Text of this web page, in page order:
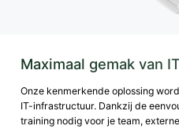
Maximaal gemak van
Onze kenmerkende oplossing
IT-infrastructuur. Dankzij de
training nodig voor je team,